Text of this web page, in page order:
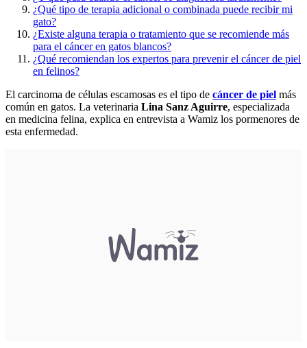
¿Qué tipo de terapia adicional o combinada puede recibir mi
gato?
¿Existe alguna terapia o tratamiento que se recomiende más
para el cáncer en gatos blancos?
¿Qué recomiendan los expertos para prevenir el cáncer de piel
en felinos?
El carcinoma de células escamosas es el tipo de cáncer de piel más
común en gatos. La veterinaria Lina Sanz Aguirre, especializada
en medicina felina, explica en entrevista a Wamiz los pormenores de
esta enfermedad.